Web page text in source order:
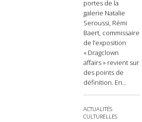
portes de la
galerie Natalie
Seroussi, Rémi
Baert, commissaire
de l’exposition
« Dragclown
affairs » revient sur
des points de
définition. En...
ACTUALITÉS
CULTURELLES